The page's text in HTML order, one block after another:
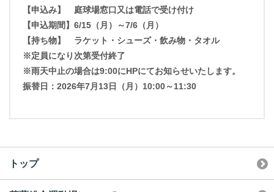
【申込み】 庭球場窓口又は電話で受け付け
【申込期間】6/15（月）～7/6（月）
【持ち物】 ラケット・シューズ・飲み物・タオル
※定員になり次第受付終了
※雨天中止の場合は9:00にHPにてお知らせいたします。
振替日：2026年7月13日（月）10:00～11:30
トップ